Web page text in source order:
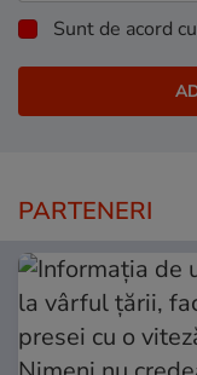
Sunt de acord cu
PARTENERI